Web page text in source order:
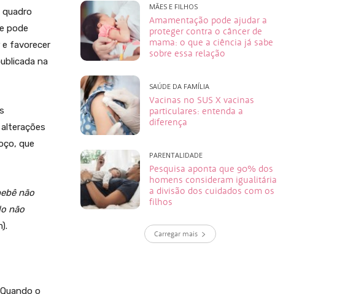
pode
favorecer
na
que
não
não
o
MÃES E FILHOS
Amamentação pode ajudar a
proteger contra o câncer de
mama: o que a ciência já sabe
sobre essa relação
SAÚDE DA FAMÍLIA
Vacinas no SUS X vacinas
particulares: entenda a
diferença
PARENTALIDADE
Pesquisa aponta que 90% dos
homens consideram igualitária
a divisão dos cuidados com os
filhos
Carregar mais